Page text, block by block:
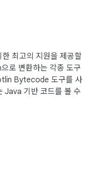
최고의 지원을 제공할
로 변환하는 각종 도구
Bytecode 도구를 사
Java 기반 코드를 볼 수